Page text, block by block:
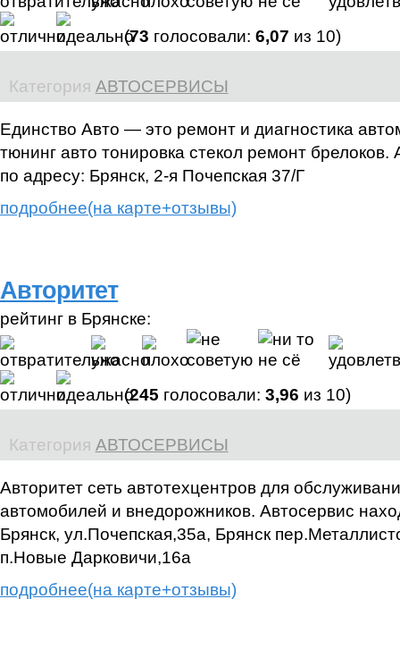
(73 голосовали: 6,07 из 10)
Категория АВТОСЕРВИСЫ
Единство Авто — это ремонт и диагностика
тюнинг авто тонировка стекол ремонт брелоков.
по адресу: Брянск, 2-я Почепская 37/Г
подробнее(на карте+отзывы)
Авторитет
рейтинг в Брянске:
(245 голосовали: 3,96 из 10)
Категория АВТОСЕРВИСЫ
Авторитет сеть автотехцентров для
автомобилей и внедорожников. Автосервис
Брянск, ул.Почепская,35а, Брянск
п.Новые Дарковичи,16а
подробнее(на карте+отзывы)